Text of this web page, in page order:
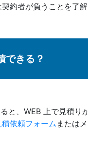
約者が負うことを了解
できる？
と、WEB 上で見積り
積依頼フォーム または